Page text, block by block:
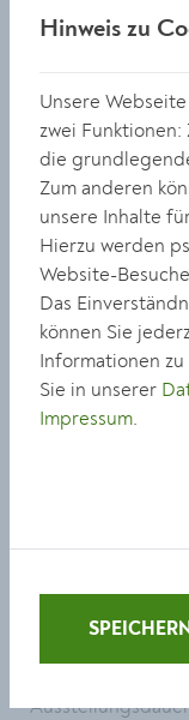
Kunstvergnügen.
Der Erich
Jurywertung
2026 in der
Preisträger:innen
Den fünften
Besucher:innen
Voting für ihr
mitvoted kann
Geöffnet täglich
Vernissage:
Hinweis zu
Unsere
zwei
die
Zum anderen
unsere Inhalte
Hierzu werden
Website-
Das
können Sie
Informationen
Sie in unserer
Impressum.
SPEICHERN